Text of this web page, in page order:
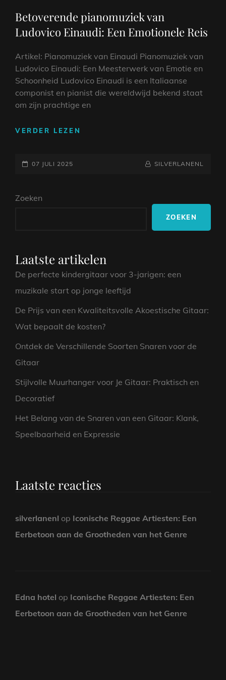
Betoverende pianomuziek van
Ludovico Einaudi: Een Emotionele Reis
Artikel: Pianomuziek van Einaudi Pianomuziek van
Ludovico Einaudi: Een Meesterwerk van Emotie en
Schoonheid Ludovico Einaudi is een Italiaanse
componist en pianist die wereldwijd bekend staat
om zijn prachtige en
VERDER LEZEN
GEPLAATST
07 JULI 2025 NAAMREGEL
BYLINE
SILVERLANENL
Zoeken
ZOEKEN
Laatste artikelen
De perfecte kindergitaar voor 3-jarigen: een
muzikale start op jonge leeftijd
De Prijs van een Kwaliteitsvolle Akoestische Gitaar:
Wat bepaalt de kosten?
Ontdek de Verschillende Soorten Snaren voor de
Gitaar
Stijlvolle Muurhanger voor Je Gitaar: Praktisch en
Decoratief
Het Belang van de Snaren van een Gitaar: Klank,
Speelbaarheid en Expressie
Laatste reacties
silverlanenl op Iconische Reggae Artiesten: Een
Eerbetoon aan de Grootheden van het Genre
Edna hotel op Iconische Reggae Artiesten: Een
Eerbetoon aan de Grootheden van het Genre